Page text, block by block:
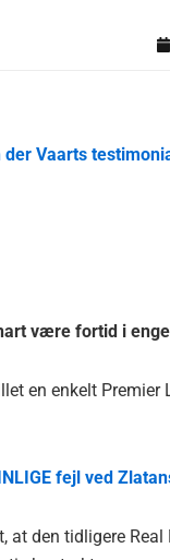
Vaarts
være fortid i
en enkelt
fejl ved
at den tidligere